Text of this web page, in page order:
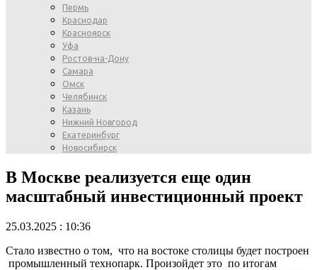
Пермь
Краснодар
Красноярск
Уфа
Ростов-на-Дону
Самара
Омск
Челябинск
Казань
Нижний Новгород
Екатеринбург
Новосибирск
В Москве реализуется еще один
масштабный инвестиционный проект
25.03.2025 : 10:36
Стало известно о том, что на востоке столицы будет построен
промышленный технопарк. Произойдет это по итогам